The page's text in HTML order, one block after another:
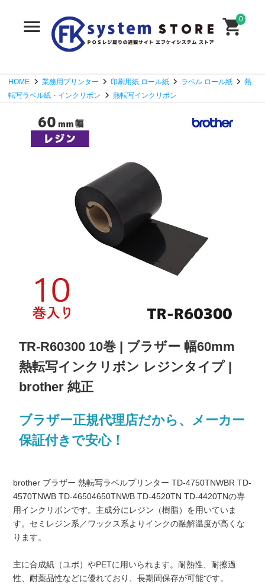
0
HOME 業務用プリンター 印刷用紙 ロール紙 ラベル ロール紙
熱
転写ラベル紙・インクリボン
熱転写インクリボン
TR-R60300 10巻 | ブラザー 幅60mm
熱転写インクリボン レジンタイプ |
brother 純正
ブラザー正規代理店だから、メーカー
保証付きで安心！
brother ブラザー 熱転写ラベルプリンター TD-4750TNWBR TD-
4570TNWB TD-46504650TNWB TD-4520TN TD-4420TNの専
用インクリボンです。主成分にレジン（樹脂）を用いていま
す。セミレジン系／ワックス系よりインクの融解温度が高くな
ります。
主に合成紙（ユポ）やPETに用いられます。耐熱性、耐擦過
性、耐薬品性などに優れており、長期間保存が可能です。